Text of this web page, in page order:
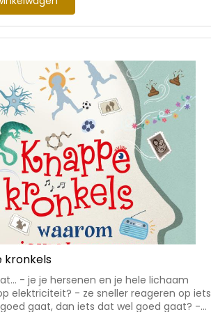
bacterie. Zolang de mensheid
ze van alles aan het onderzoeken en
vanaf 9 jaar, zeer bruikbaar ook in het
en voortgezet onderwijs. Bits, bytes
Nu weer up to date met de nieuwste
en trends
kronkels
- je je hersenen en je hele lichaam
elektriciteit? - ze sneller reageren op iets
gaat, dan iets dat wel goed gaat? -